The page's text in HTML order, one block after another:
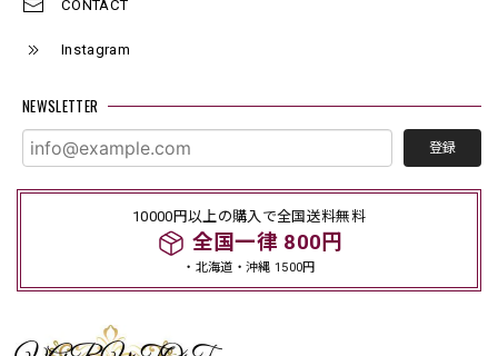
CONTACT
Instagram
NEWSLETTER
登録
10000円以上の購入で全国送料無料
全国一律 800円
・北海道・沖縄 1500円